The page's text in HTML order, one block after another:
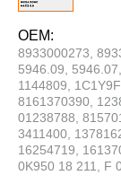
OEM:
8933000273,
5946.09,
1144809,
8161370390,
01238788,
3411400,
16254719,
0K950 18 211, F